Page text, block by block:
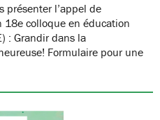
présenter l’appel de
18e colloque en éducation
: Grandir dans la
Formulaire pour une